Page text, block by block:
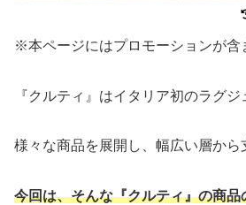
※本ページにはプロモーションが含
『クルティ』はイタリア初のラグジ
様々な商品を展開し、幅広い層から
今回は、そんな『クルティ』の商